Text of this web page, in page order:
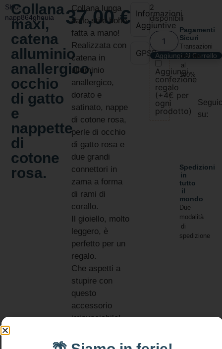
SKU:
napp864ghquia
Collana
maxi,
catena
alluminio
anallergico,
occhio
di gatto
e
nappette
di
cotone
rosa.
37,00€
Collana lunga
dallo stile boho
fatta a mano!
Realizzata con
catena in
alluminio
anallergico,
dorato e
satinato, nappe
di cotone rosa,
perle di occhio
di gatto rosa e
due grandi
connettori in
zama a forma
di rami di
corallo.
Il gioiello, molto
leggero, è
perfetto per un
regalo.
Che aspetti a
stupire con
questo
accessorio
irrinunciabile!
Informazioni
Aggiuntive
GPSR
2
disponibili
Aggiungi Al Carrello
Aggiungi
confezione
regalo
(+4€ per
ogni
prodotto)
Pagamenti
Sicuri
Transazioni
protette
al
100%
Spedizioni
in
tutto
il
mondo
Due
modalità
di
spedizione
su: